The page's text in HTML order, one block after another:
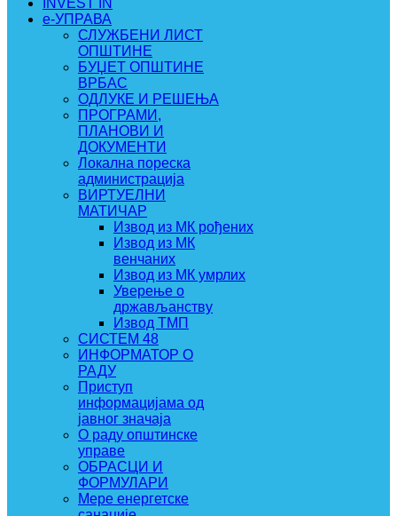
INVEST IN
e-УПРАВА
СЛУЖБЕНИ ЛИСТ
ОПШТИНЕ
БУЏЕТ ОПШТИНЕ
ВРБАС
ОДЛУКЕ И РЕШЕЊА
ПРОГРАМИ,
ПЛАНОВИ И
ДОКУМЕНТИ
Локална пореска
администрација
ВИРТУЕЛНИ
МАТИЧАР
Извод из МК рођених
Извод из МК
венчаних
Извод из МК умрлих
Уверење о
држављанству
Извод ТМП
СИСТЕМ 48
ИНФОРМАТОР О
РАДУ
Приступ
информацијама од
јавног значаја
О раду општинске
управе
ОБРАСЦИ И
ФОРМУЛАРИ
Мере енергетске